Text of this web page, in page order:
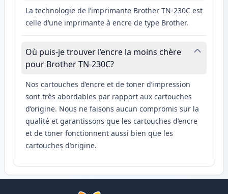
La technologie de l’imprimante Brother TN-230C est
celle d’une imprimante à encre de type Brother.
Où puis-je trouver l’encre la moins chère
pour Brother TN-230C?
Nos cartouches d’encre et de toner d’impression
sont très abordables par rapport aux cartouches
d’origine. Nous ne faisons aucun compromis sur la
qualité et garantissons que les cartouches d’encre
et de toner fonctionnent aussi bien que les
cartouches d’origine.